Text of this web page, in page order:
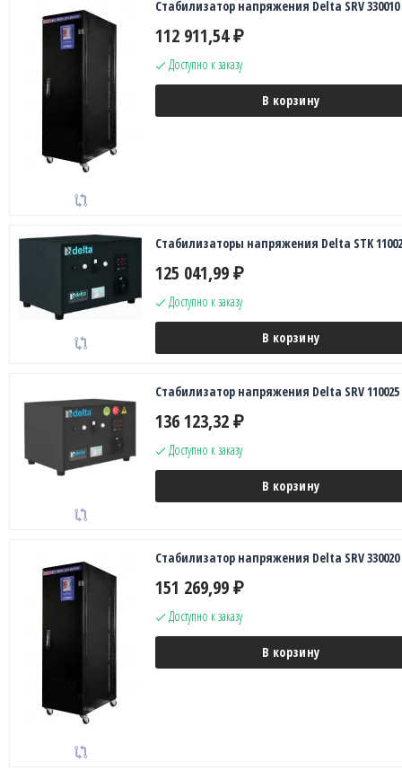
Стабилизатор напряжения Delta SRV 330010
112 911,54 ₽
Доступно к заказу
В корзину
Стабилизаторы напряжения Delta STK
125 041,99 ₽
Доступно к заказу
В корзину
Стабилизатор напряжения Delta SRV 110025
136 123,32 ₽
Доступно к заказу
В корзину
Стабилизатор напряжения Delta SRV 330020
151 269,99 ₽
Доступно к заказу
В корзину